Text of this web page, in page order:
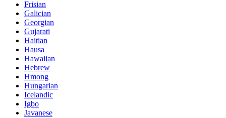
Frisian
Galician
Georgian
Gujarati
Haitian
Hausa
Hawaiian
Hebrew
Hmong
Hungarian
Icelandic
Igbo
Javanese